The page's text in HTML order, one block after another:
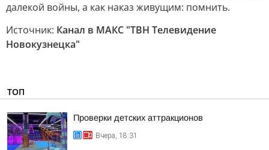
далекой войны, а как наказ живущим: помнить.
Источник: Канал в МАКС "ТВН Телевидение
Новокузнецка"
ТОП
Проверки детских аттракционов
Вчера, 18:31